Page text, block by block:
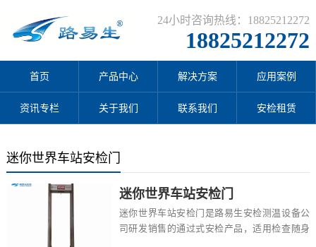
24小时咨询热线：18825212272
18825212272
首页 产品中心 解决方案 应用案例
资讯专栏 关于我们 联系我们 安检租赁
迷你世界车站安检门
迷你世界车站安检门
迷你世界车站安检门是路易生安检测温设备公
司研发销售的通过式安检产品，适用检查随身